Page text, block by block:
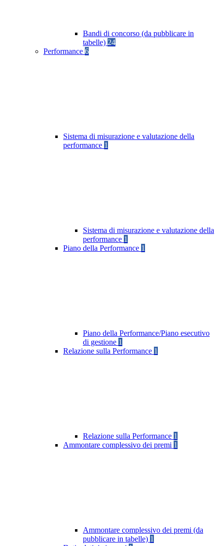
Bandi di concorso (da pubblicare in
tabelle) 24
Performance 6
Sistema di misurazione e valutazione della
performance 1
Sistema di misurazione e valutazione della
performance 1
Piano della Performance 1
Piano della Performance/Piano esecutivo
di gestione 1
Relazione sulla Performance 1
Relazione sulla Performance 1
Ammontare complessivo dei premi 1
Ammontare complessivo dei premi (da
pubblicare in tabelle) 1